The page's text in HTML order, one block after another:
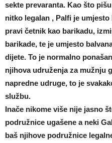
sekte prevaranta. Kao što
nitko legalan , Palfi je
pravi četnik kao barikadu,
barikade, te je umjesto
dijete. To je normalno
njihova udruženja za mužnju
napredne udruge, to je
službu.
Inače nikome više nije jasno
podružnice ugašene a neki
baš njihove podružnice